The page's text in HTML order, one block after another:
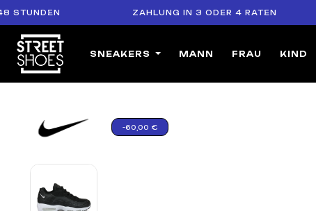
ZAHLUNG IN 3 ODER 4 RATEN
SNEAKERS MANN FRAU KIND
-60,00 €